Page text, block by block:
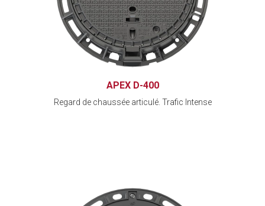
APEX D-400
Regard de chaussée articulé. Trafic Intense